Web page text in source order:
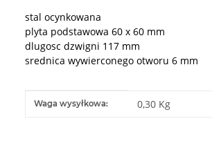
stal ocynkowana
plyta podstawowa 60 x 60 mm
dlugosc dzwigni 117 mm
srednica wywierconego otworu 6 mm
#productDetails.itemInformation#
#productDetails.itemValue#
Waga wysyłkowa: 0,30 Kg